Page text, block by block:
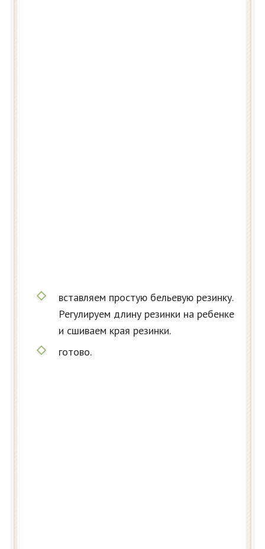
вставляем простую бельевую резинку.
Регулируем длину резинки на ребенке
и сшиваем края резинки.
готово.